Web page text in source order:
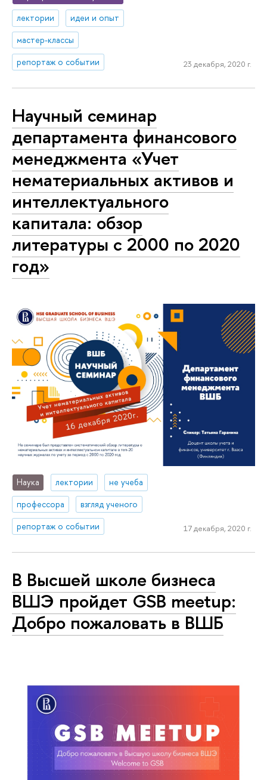
лектории
идеи и опыт
мастер-классы
репортаж о событии
23 декабря, 2020 г.
Научный семинар
департамента финансового
менеджмента «Учет
нематериальных активов и
интеллектуального
капитала: обзор
литературы с 2000 по 2020
год»
Наука лектории
не учеба
профессора
взгляд ученого
репортаж о событии
17 декабря, 2020 г.
В Высшей школе бизнеса
ВШЭ пройдет GSB meetup:
Добро пожаловать в ВШБ